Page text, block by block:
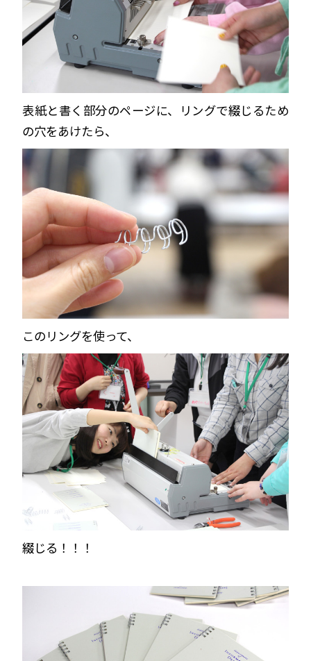
表紙と書く部分のページに、リングで綴じるため
の穴をあけたら、
このリングを使って、
綴じる！！！